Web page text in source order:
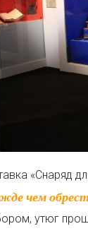
«Снаряд
утюг